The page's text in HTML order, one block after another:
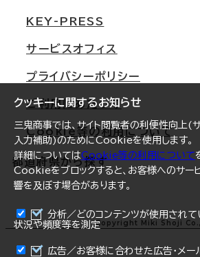
クッキーに関するお知らせ
三鬼商事では、サイト閲覧者の利便性向上(
入力補助)のためにCookieを使用します。
詳細についてはCookie等の利用について
Cookieをブロックすると、お客様へのサー
響を及ぼす場合があります。
分析／どのコンテンツが使用されて
状況や頻度等を測定
広告／お客様に合わせた広告・メー
大阪
名古屋
札幌
仙台
横浜
福岡
オフィスリポート
ログイン
KEY-PRESS
サービスオフィス
プライバシーポリシー
ご利用にあたって
Cookie等の利用について
都道府県から探す
北海道
青森県
Copyright Miki Shoji